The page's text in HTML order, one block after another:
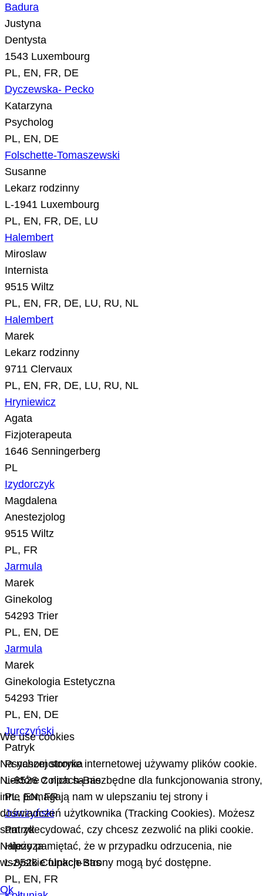
Badura
Justyna
Dentysta
1543 Luxembourg
PL, EN, FR, DE
Dyczewska- Pecko
Katarzyna
Psycholog
PL, EN, DE
Folschette-Tomaszewski
Susanne
Lekarz rodzinny
L-1941 Luxembourg
PL, EN, FR, DE, LU
Halembert
Miroslaw
Internista
9515 Wiltz
PL, EN, FR, DE, LU, RU, NL
Halembert
Marek
Lekarz rodzinny
9711 Clervaux
PL, EN, FR, DE, LU, RU, NL
Hryniewicz
Agata
Fizjoterapeuta
1646 Senningerberg
PL
Izydorczyk
Magdalena
Anestezjolog
9515 Wiltz
PL, FR
Jarmula
Marek
Ginekolog
54293 Trier
PL, EN, DE
Jarmula
Marek
Ginekologia Estetyczna
54293 Trier
PL, EN, DE
Jurczyński
Patryk
Psychomotoryka
L-8526 Colpach-Bas
PL, EN, FR
Jurczyński
Patryk
Hipnoza
L-8526 Colpach-Bas
PL, EN, FR
We use cookies
Na naszej stronie internetowej używamy plików cookie.
Niektóre z nich są niezbędne dla funkcjonowania strony,
inne pomagają nam w ulepszaniu tej strony i
doświadczeń użytkownika (Tracking Cookies). Możesz
sam zdecydować, czy chcesz zezwolić na pliki cookie.
Należy pamiętać, że w przypadku odrzucenia, nie
wszystkie funkcje strony mogą być dostępne.
Ok